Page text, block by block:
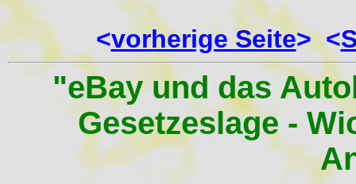
<vorherige Seite> <
"eBay und das
Gesetzeslage -